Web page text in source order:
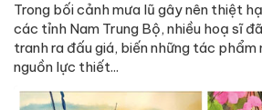
Trong bối cảnh mưa lũ gây nên thiệt
các tỉnh Nam Trung Bộ, nhiều hoạ sĩ
tranh ra đấu giá, biến những tác
nguồn lực thiết...